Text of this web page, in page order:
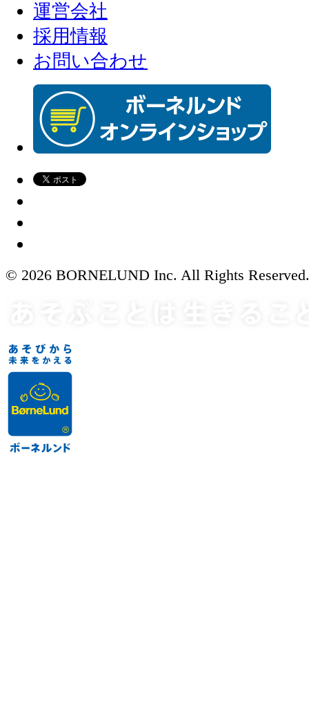
運営会社
採用情報
お問い合わせ
© 2026 BORNELUND Inc. All Rights Reserved.